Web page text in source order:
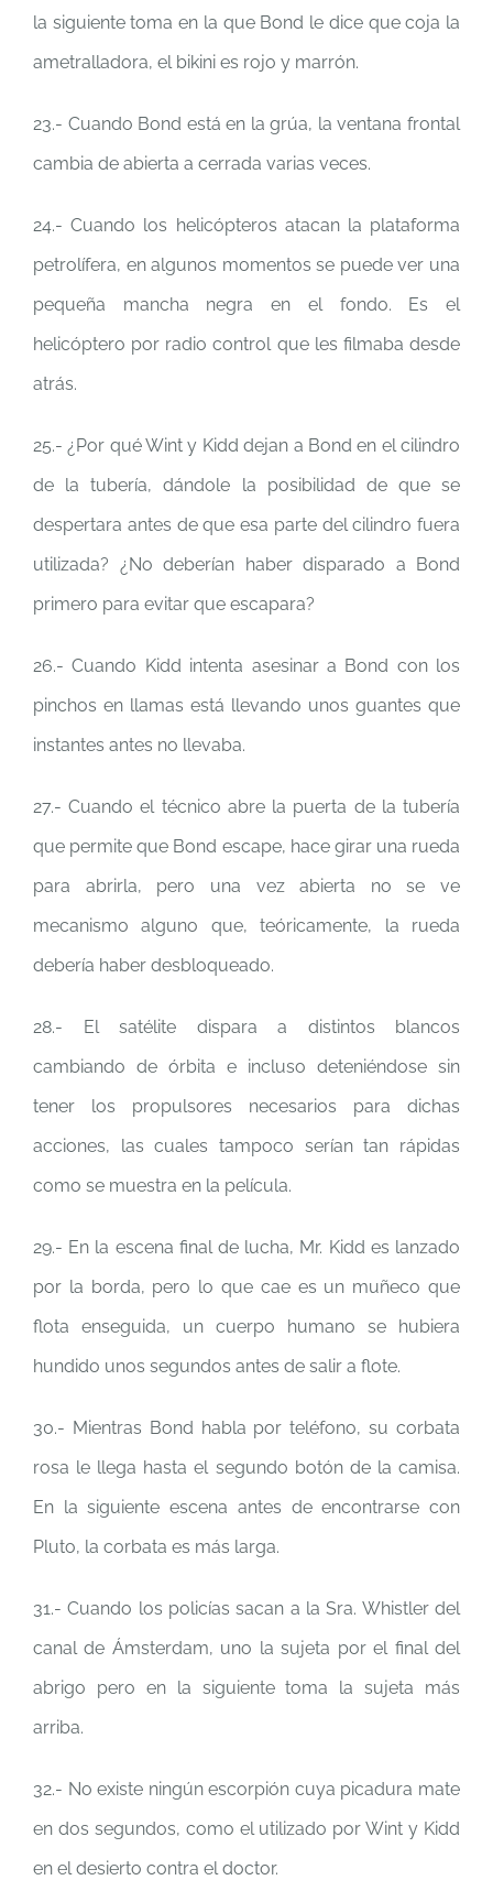
la siguiente toma en la que Bond le dice que coja la
ametralladora, el bikini es rojo y marrón.
23.- Cuando Bond está en la grúa, la ventana frontal
cambia de abierta a cerrada varias veces.
24.- Cuando los helicópteros atacan la plataforma
petrolífera, en algunos momentos se puede ver una
pequeña mancha negra en el fondo. Es el
helicóptero por radio control que les filmaba desde
atrás.
25.- ¿Por qué Wint y Kidd dejan a Bond en el cilindro
de la tubería, dándole la posibilidad de que se
despertara antes de que esa parte del cilindro fuera
utilizada? ¿No deberían haber disparado a Bond
primero para evitar que escapara?
26.- Cuando Kidd intenta asesinar a Bond con los
pinchos en llamas está llevando unos guantes que
instantes antes no llevaba.
27.- Cuando el técnico abre la puerta de la tubería
que permite que Bond escape, hace girar una rueda
para abrirla, pero una vez abierta no se ve
mecanismo alguno que, teóricamente, la rueda
debería haber desbloqueado.
28.- El satélite dispara a distintos blancos
cambiando de órbita e incluso deteniéndose sin
tener los propulsores necesarios para dichas
acciones, las cuales tampoco serían tan rápidas
como se muestra en la película.
29.- En la escena final de lucha, Mr. Kidd es lanzado
por la borda, pero lo que cae es un muñeco que
flota enseguida, un cuerpo humano se hubiera
hundido unos segundos antes de salir a flote.
30.- Mientras Bond habla por teléfono, su corbata
rosa le llega hasta el segundo botón de la camisa.
En la siguiente escena antes de encontrarse con
Pluto, la corbata es más larga.
31.- Cuando los policías sacan a la Sra. Whistler del
canal de Ámsterdam, uno la sujeta por el final del
abrigo pero en la siguiente toma la sujeta más
arriba.
32.- No existe ningún escorpión cuya picadura mate
en dos segundos, como el utilizado por Wint y Kidd
en el desierto contra el doctor.